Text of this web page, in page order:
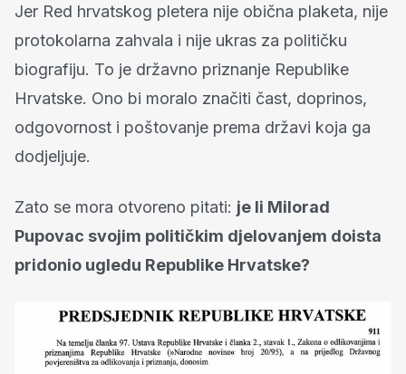
Jer Red hrvatskog pletera nije obična plaketa, nije
protokolarna zahvala i nije ukras za političku
biografiju. To je državno priznanje Republike
Hrvatske. Ono bi moralo značiti čast, doprinos,
odgovornost i poštovanje prema državi koja ga
dodjeljuje.
Zato se mora otvoreno pitati: je li Milorad
Pupovac svojim političkim djelovanjem doista
pridonio ugledu Republike Hrvatske?